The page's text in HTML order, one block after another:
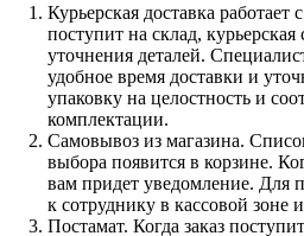
Курьерская доставка работает
поступит на склад,
уточнения деталей.
удобное время доставки и
упаковку на целостность и
комплектации.
Самовывоз из магазина.
выбора появится в корзине.
вам придет уведомление. Для
к сотруднику в кассовой зоне
Постамат. Когда заказ